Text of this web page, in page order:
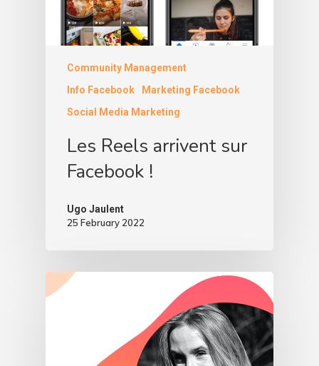
Community Management
Info Facebook
Marketing Facebook
Social Media Marketing
Les Reels arrivent sur
Facebook !
Ugo Jaulent
25 February 2022